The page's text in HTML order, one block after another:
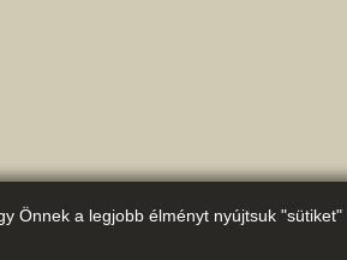
Önnek a legjobb élményt nyújtsuk